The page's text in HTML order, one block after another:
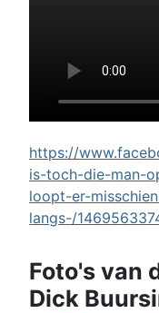
https://
is-toch-die-man-
loopt-er-
langs-/
Foto's van
Dick